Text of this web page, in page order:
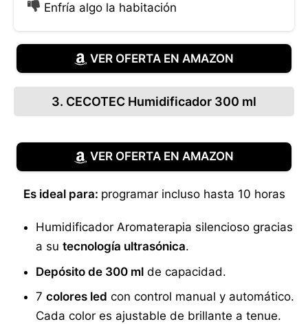
Enfría algo la habitación
VER OFERTA EN AMAZON
3. CECOTEC Humidificador 300 ml
VER OFERTA EN AMAZON
Es ideal para: programar incluso hasta 10 horas
Humidificador Aromaterapia silencioso gracias
a su tecnología ultrasónica.
Depósito de 300 ml de capacidad.
7 colores led con control manual y automático.
Cada color es ajustable de brillante a tenue.